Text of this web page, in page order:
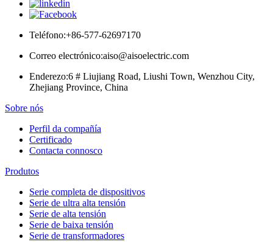
Teléfono:+86-577-62697170
Correo electrónico:aiso@aisoelectric.com
Enderezo:6 # Liujiang Road, Liushi Town, Wenzhou City,
Zhejiang Province, China
Sobre nós
Perfil da compañía
Certificado
Contacta connosco
Produtos
Serie completa de dispositivos
Serie de ultra alta tensión
Serie de alta tensión
Serie de baixa tensión
Serie de transformadores